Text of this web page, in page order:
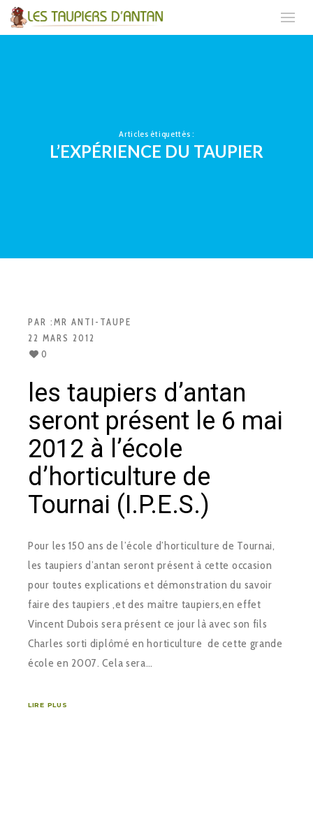
Articles étiquettés :
L’EXPÉRIENCE DU TAUPIER
PAR :MR ANTI-TAUPE
22 MARS 2012
0
les taupiers d’antan
seront présent le 6 mai
2012 à l’école
d’horticulture de
Tournai (I.P.E.S.)
Pour les 150 ans de l’école d’horticulture de Tournai,
les taupiers d’antan seront présent à cette occasion
pour toutes explications et démonstration du savoir
faire des taupiers ,et des maître taupiers,en effet
Vincent Dubois sera présent ce jour là avec son fils
Charles sorti diplômé en horticulture de cette grande
école en 2007. Cela sera…
LIRE PLUS